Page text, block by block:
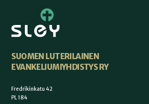
SUOMEN LUTERILAINEN
EVANKELIUMIYHDISTYS RY
Fredrikinkatu 42
PL 184